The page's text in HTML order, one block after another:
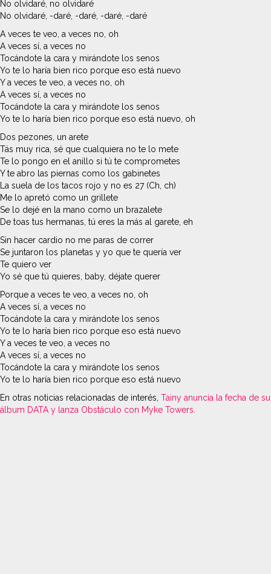
No olvidaré, no olvidaré
No olvidaré, -daré, -daré, -daré, -daré
A veces te veo, a veces no, oh
A veces sí, a veces no
Tocándote la cara y mirándote los senos
Yo te lo haría bien rico porque eso está nuevo
Y a veces te veo, a veces no, oh
A veces sí, a veces no
Tocándote la cara y mirándote los senos
Yo te lo haría bien rico porque eso está nuevo, oh
Dos pezones, un arete
Tás muy rica, sé que cualquiera no te lo mete
Te lo pongo en el anillo si tú te comprometes
Y te abro las piernas como los gabinetes
La suela de los tacos rojo y no es 27 (Ch, ch)
Me lo apretó como un grillete
Se lo dejé en la mano como un brazalete
De toas tus hermanas, tú eres la más al garete, eh
Sin hacer cardio no me paras de correr
Se juntaron los planetas y yo que te quería ver
Te quiero ver
Yo sé que tú quieres, baby, déjate querer
Porque a veces te veo, a veces no, oh
A veces sí, a veces no
Tocándote la cara y mirándote los senos
Yo te lo haría bien rico porque eso está nuevo
Y a veces te veo, a veces no
A veces sí, a veces no
Tocándote la cara y mirándote los senos
Yo te lo haría bien rico porque eso está nuevo
En otras noticias relacionadas de interés, Tainy anuncia la fecha de su
álbum DATA y lanza Obstáculo con Myke Towers.